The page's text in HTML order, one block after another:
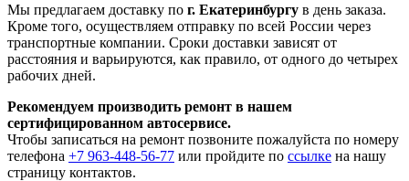
Мы предлагаем доставку по г. Екатеринбургу в день заказа.
Кроме того, осуществляем отправку по всей России через
транспортные компании. Сроки доставки зависят от
расстояния и варьируются, как правило, от одного до четырех
рабочих дней.
Рекомендуем производить ремонт в нашем
сертифицированном автосервисе.
Чтобы записаться на ремонт позвоните пожалуйста по номеру
телефона +7 963-448-56-77 или пройдите по ссылке на нашу
страницу контактов.